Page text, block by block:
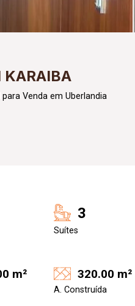
KARAIBA
para Venda em Uberlandia
3
Suítes
m² 320.00 m²
A. Construída